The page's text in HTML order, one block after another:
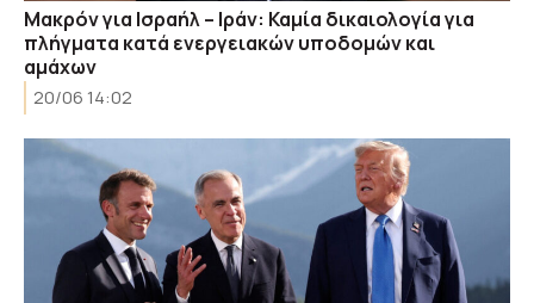
Μακρόν για Ισραήλ – Ιράν: Καμία δικαιολογία για
πλήγματα κατά ενεργειακών υποδομών και
αμάχων
20/06 14:02